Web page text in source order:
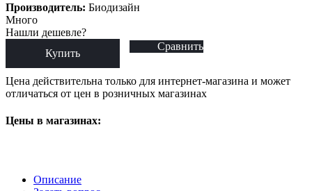
Производитель: Биодизайн
Много
Нашли дешевле?
Купить
Сравнить
Цена действительна только для интернет-магазина и может
отличаться от цен в розничных магазинах
Цены в магазинах:
Описание